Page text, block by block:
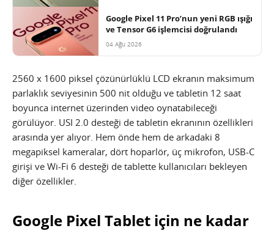
Google Pixel 11 Pro’nun yeni RGB ışığı
ve Tensor G6 işlemcisi doğrulandı
04 Ağu 2026
2560 x 1600 piksel çözünürlüklü LCD ekranın maksimum
parlaklık seviyesinin 500 nit olduğu ve tabletin 12 saat
boyunca internet üzerinden video oynatabileceği
görülüyor. USI 2.0 desteği de tabletin ekranının özellikleri
arasında yer alıyor. Hem önde hem de arkadaki 8
megapiksel kameralar, dört hoparlör, üç mikrofon, USB-C
girişi ve Wi-Fi 6 desteği de tablette kullanıcıları bekleyen
diğer özellikler.
Google Pixel Tablet için ne kadar